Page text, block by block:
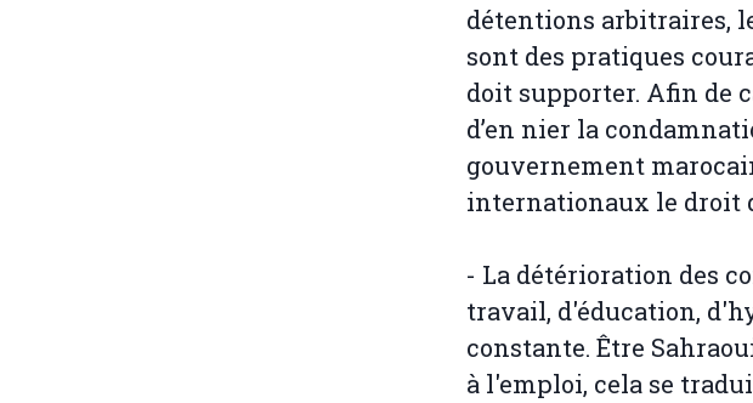
détentions arbitraires,
sont des pratiques
doit supporter. Afin de
d’en nier la
gouvernement
internationaux le droit
- La détérioration des
travail, d'éducation,
constante. Être
à l'emploi, cela se